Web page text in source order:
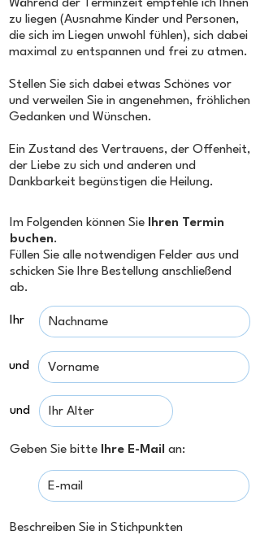
Während der Terminzeit empfehle ich Ihnen
zu liegen (Ausnahme Kinder und Personen,
die sich im Liegen unwohl fühlen), sich dabei
maximal zu entspannen und frei zu atmen.
Stellen Sie sich dabei etwas Schönes vor
und verweilen Sie in angenehmen, fröhlichen
Gedanken und Wünschen.
Ein Zustand des Vertrauens, der Offenheit,
der Liebe zu sich und anderen und
Dankbarkeit begünstigen die Heilung.
Im Folgenden können Sie
Ihren Termin
buchen.
Füllen Sie alle notwendigen Felder aus und
schicken Sie Ihre Bestellung anschließend
ab.
Ihr
und
und
Geben Sie bitte Ihre E-Mail an:
Beschreiben Sie in Stichpunkten